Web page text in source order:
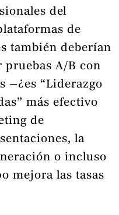
del
de
también deberían
pruebas A/B con
—¿es “Liderazgo
más efectivo
de
la
o incluso
mejora las tasas